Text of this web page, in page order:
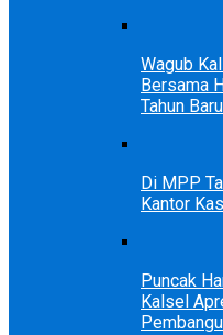
Wagub
Bersama
Tahun
Di MPP
Kantor
Puncak
Kalsel